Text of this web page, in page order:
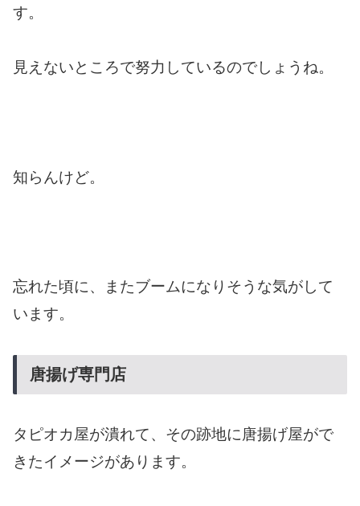
す。
見えないところで努力しているのでしょうね。
知らんけど。
忘れた頃に、またブームになりそうな気がして
います。
唐揚げ専門店
タピオカ屋が潰れて、その跡地に唐揚げ屋がで
きたイメージがあります。